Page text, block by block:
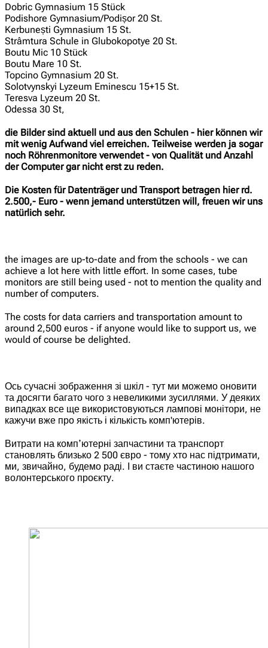
Dobric Gymnasium 15 Stück
Podishore Gymnasium/Podișor 20 St.
Kerbunești Gymnasium 15 St.
Strâmtura Schule in Glubokopotye 20 St.
Boutu Mic 10 Stück
Boutu Mare 10 St.
Topcino Gymnasium 20 St.
Solotvynskyi Lyzeum Eminescu 15+15 St.
Teresva Lyzeum 20 St.
Odessa 30 St,
die Bilder sind aktuell und aus den Schulen - hier können wir
mit wenig Aufwand viel erreichen. Teilweise werden ja sogar
noch Röhrenmonitore verwendet - von Qualität und Anzahl
der Computer gar nicht erst zu reden.
Die Kosten für Datenträger und Transport betragen hier rd.
2.500,- Euro - wenn jemand unterstützen will, freuen wir uns
natürlich sehr.
the images are up-to-date and from the schools - we can
achieve a lot here with little effort. In some cases, tube
monitors are still being used - not to mention the quality and
number of computers.
The costs for data carriers and transportation amount to
around 2,500 euros - if anyone would like to support us, we
would of course be delighted.
Ось сучасні зображення зі шкіл - тут ми можемо оновити
та досягти багато чого з невеликими зусиллями. У деяких
випадках все ще використовуються лампові монітори, не
кажучи вже про якість і кількість комп'ютерів.
Витрати на компʼютерні запчастини та транспорт
становлять близько 2 500 євро - тому хто нас підтримати,
ми, звичайно, будемо раді. І ви стаєте частиною нашого
волонтерського проєкту.